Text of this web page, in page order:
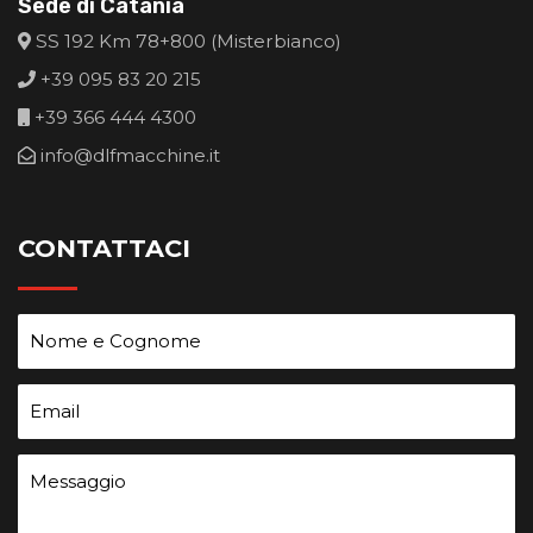
Sede di Catania
SS 192 Km 78+800 (Misterbianco)
+39 095 83 20 215
+39 366 444 4300
info@dlfmacchine.it
CONTATTACI